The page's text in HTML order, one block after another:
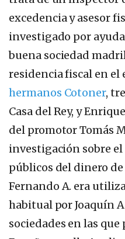
excedencia y asesor
investigado por
buena sociedad
residencia fiscal en el
hermanos Cotoner,
Casa del Rey, y
del promotor Tomás
investigación sobre
públicos del dinero de
Fernando A. era
habitual por Joaquín
sociedades en las